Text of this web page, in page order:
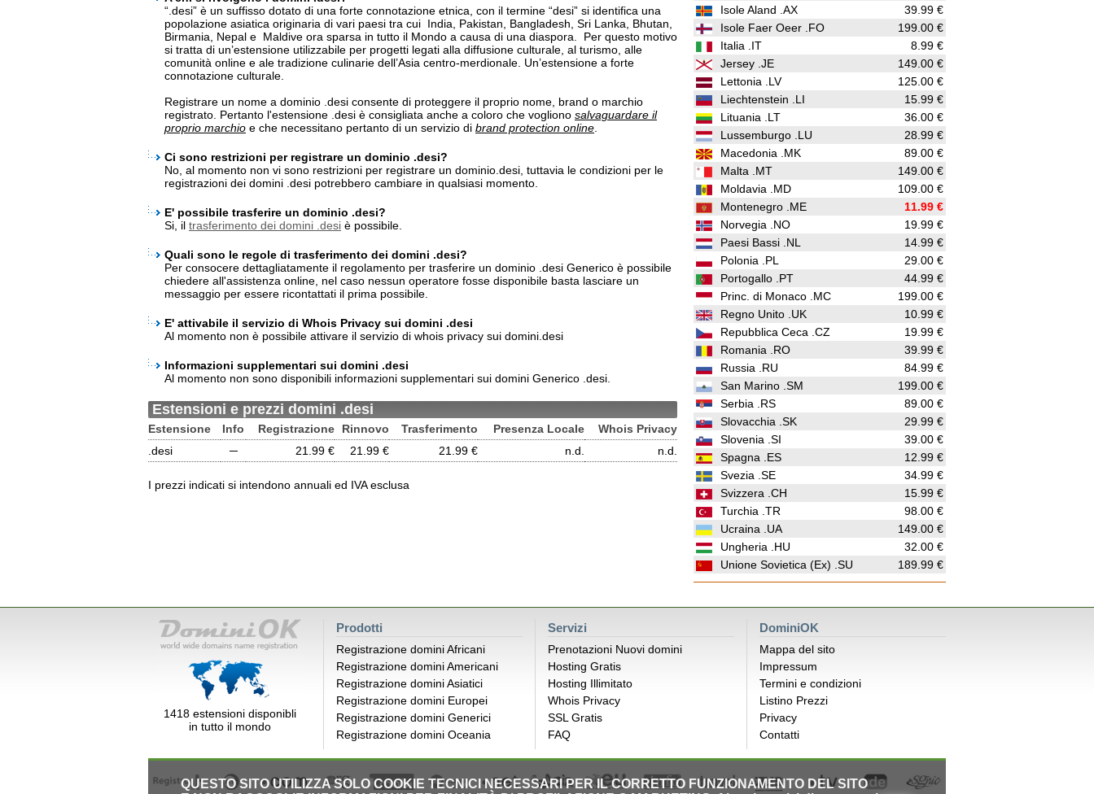
“.desi” è un suffisso dotato di una forte connotazione etnica, con il termine “desi” si identifica una
popolazione asiatica originaria di vari paesi tra cui India, Pakistan, Bangladesh, Sri Lanka, Bhutan,
Birmania, Nepal e Maldive ora sparsa in tutto il Mondo a causa di una diaspora. Per questo motivo
si tratta di un’estensione utilizzabile per progetti legati alla diffusione culturale, al turismo, alle
comunità online e ale tradizione culinarie dell’Asia centro-merdionale. Un’estensione a forte
connotazione culturale.
Registrare un nome a dominio .desi consente di proteggere il proprio nome, brand o marchio
registrato. Pertanto l'estensione .desi è consigliata anche a coloro che vogliono salvaguardare il
proprio marchio e che necessitano pertanto di un servizio di brand protection online
Ci sono restrizioni per registrare un dominio .desi?
No, al momento non vi sono restrizioni per registrare un dominio.desi, tuttavia le condizioni per le
registrazioni dei domini .desi potrebbero cambiare in qualsiasi momento.
E' possibile trasferire un dominio .desi?
Si, il trasferimento dei domini .desi è possibile.
Quali sono le regole di trasferimento dei domini .desi?
Per consocere dettagliatamente il regolamento per trasferire un dominio .desi Generico è possibile
chiedere all'assistenza online, nel caso nessun operatore fosse disponibile basta lasciare un
messaggio per essere ricontattati il prima possibile.
E' attivabile il servizio di Whois Privacy sui domini .desi
Al momento non è possibile attivare il servizio di whois privacy sui domini.desi
Informazioni supplementari sui domini .desi
Al momento non sono disponibili informazioni supplementari sui domini Generico .desi.
Estensioni e prezzi domini .desi
Estensione Info Registrazione Rinnovo Trasferimento Presenza Locale
Whois Privacy
.desi
─ 21.99 € 21.99 € 21.99 € n.d. n.d.
I prezzi indicati si intendono annuali ed IVA esclusa
Isole Aland .AX
39.99 €
Isole Faer Oeer .FO
199.00 €
Italia .IT
8.99 €
Jersey .JE
149.00 €
Lettonia .LV
125.00 €
Liechtenstein .LI
15.99 €
Lituania .LT
36.00 €
Lussemburgo .LU
28.99 €
Macedonia .MK
89.00 €
Malta .MT
149.00 €
Moldavia .MD
109.00 €
Montenegro .ME
11.99 €
Norvegia .NO
19.99 €
Paesi Bassi .NL
14.99 €
Polonia .PL
29.00 €
Portogallo .PT
44.99 €
Princ. di Monaco .MC
199.00 €
Regno Unito .UK
10.99 €
Repubblica Ceca .CZ
19.99 €
Romania .RO
39.99 €
Russia .RU
84.99 €
San Marino .SM
199.00 €
Serbia .RS
89.00 €
Slovacchia .SK
29.99 €
Slovenia .SI
39.00 €
Spagna .ES
12.99 €
Svezia .SE
34.99 €
Svizzera .CH
15.99 €
Turchia .TR
98.00 €
Ucraina .UA
149.00 €
Ungheria .HU
32.00 €
Unione Sovietica (Ex) .SU
189.99 €
1418 estensioni disponibli
in tutto il mondo
Prodotti
Registrazione domini Africani
Registrazione domini Americani
Registrazione domini Asiatici
Registrazione domini Europei
Registrazione domini Generici
Registrazione domini Oceania
Servizi
Prenotazioni Nuovi domini
Hosting Gratis
Hosting Illimitato
Whois Privacy
SSL Gratis
FAQ
DominiOK
Mappa del sito
Impressum
Termini e condizioni
Listino Prezzi
Privacy
Contatti
QUESTO SITO UTILIZZA SOLO COOKIE TECNICI NECESSARI PER IL CORRETTO FUNZIONAMENTO DEL SITO